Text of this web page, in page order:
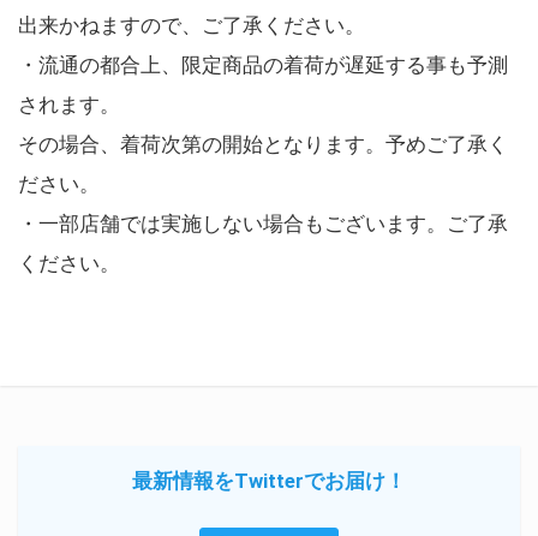
出来かねますので、ご了承ください。
・流通の都合上、限定商品の着荷が遅延する事も予測
されます。
その場合、着荷次第の開始となります。予めご了承く
ださい。
・一部店舗では実施しない場合もございます。ご了承
ください。
最新情報をTwitterでお届け！